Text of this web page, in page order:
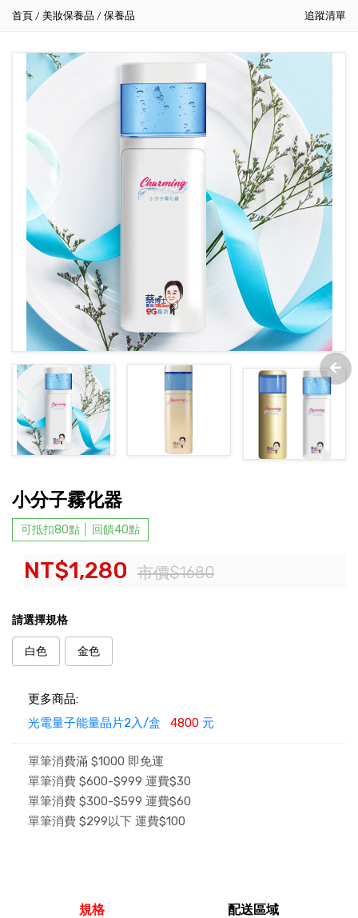
首頁 / 美妝保養品 / 保養品 追蹤清單
小分子霧化器
可抵扣80點 │ 回饋40點
NT$1,280 市價$1680
請選擇規格
白色 金色
更多商品:
光電量子能量晶片2入/盒 4800 元
單筆消費滿 $1000 即免運
單筆消費 $600-$999 運費$30
單筆消費 $300-$599 運費$60
單筆消費 $299以下 運費$100
規格 配送區域